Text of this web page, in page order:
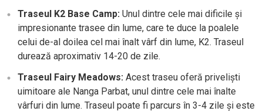
Traseul K2 Base Camp: Unul dintre cele mai dificile și
impresionante trasee din lume, care te duce la poalele
celui de-al doilea cel mai înalt vârf din lume, K2. Traseul
durează aproximativ 14-20 de zile.
Traseul Fairy Meadows: Acest traseu oferă priveliști
uimitoare ale Nanga Parbat, unul dintre cele mai înalte
vârfuri din lume. Traseul poate fi parcurs în 3-4 zile și este